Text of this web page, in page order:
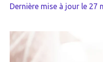
Dernière mise à jour le 27